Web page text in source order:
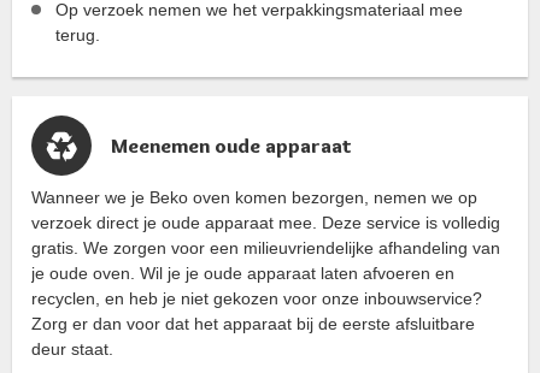
Op verzoek nemen we het verpakkingsmateriaal mee
terug.
Meenemen oude apparaat
Wanneer we je Beko oven komen bezorgen, nemen we op
verzoek direct je oude apparaat mee. Deze service is volledig
gratis. We zorgen voor een milieuvriendelijke afhandeling van
je oude oven. Wil je je oude apparaat laten afvoeren en
recyclen, en heb je niet gekozen voor onze inbouwservice?
Zorg er dan voor dat het apparaat bij de eerste afsluitbare
deur staat.